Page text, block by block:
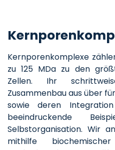
Kernporenkomplexe
zu 125 MDa zu den
Zellen. Ihr
Zusammenbau aus über
sowie deren
beeindruckende
Selbstorganisation. Wir
mithilfe